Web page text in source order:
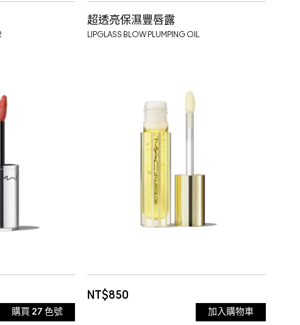
M·A·CGENTA
購買 27 色號
超透亮保濕豐唇露
LIPGLASS BLOW PLUMPING OIL
NT$850
加入購物車